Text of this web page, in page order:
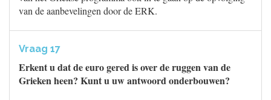
van de aanbevelingen door de ERK.
Vraag 17
Erkent u dat de euro gered is over de ruggen van de
Grieken heen? Kunt u uw antwoord onderbouwen?